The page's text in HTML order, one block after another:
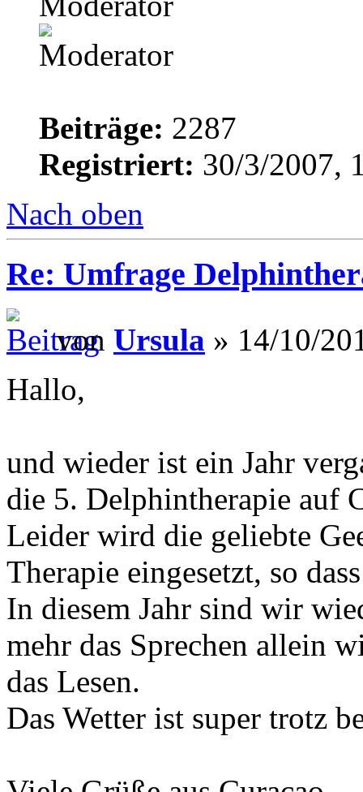
Beiträge: 2287
Registriert: 30/3/2007,
Nach oben
Re: Umfrage
von Ursula » 14/10/
Hallo,
und wieder ist ein Jahr
die 5. Delphintherapie auf
Leider wird die geliebte
Therapie eingesetzt, so
In diesem Jahr sind wir
mehr das Sprechen allein
das Lesen.
Das Wetter ist super trotz